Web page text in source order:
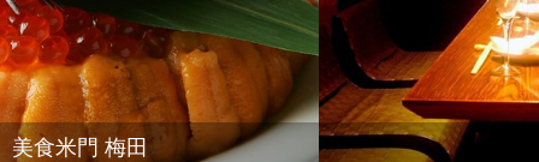
美食米門 梅田